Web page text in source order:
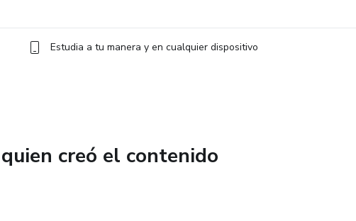
ponerse en forma sin gastar dinero en equipos.
completa para transformar tu cuerpo, tu energía y tu bienestar desde la
hogar. 💪
Estudia a tu manera y en cualquier dispositivo
creó el contenido